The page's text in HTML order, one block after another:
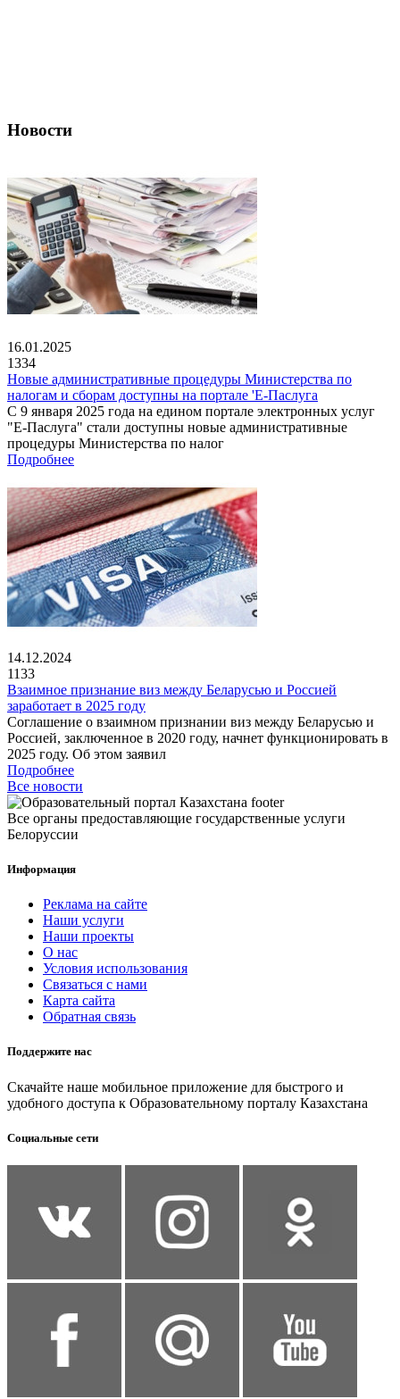
Новости
16.01.2025
1334
Новые административные процедуры Министерства по
налогам и сборам доступны на портале 'Е-Паслуга
С 9 января 2025 года на едином портале электронных услуг
"Е-Паслуга" стали доступны новые административные
процедуры Министерства по налог
Подробнее
14.12.2024
1133
Взаимное признание виз между Беларусью и Россией
заработает в 2025 году
Соглашение о взаимном признании виз между Беларусью и
Россией, заключенное в 2020 году, начнет функционировать в
2025 году. Об этом заявил
Подробнее
Все новости
Все органы предоставляющие государственные услуги
Белоруссии
Информация
Реклама на сайте
Наши услуги
Наши проекты
О нас
Условия использования
Связаться с нами
Карта сайта
Обратная связь
Поддержите нас
Скачайте наше мобильное приложение для быстрого и
удобного доступа к Образовательному порталу Казахстана
Социальные сети